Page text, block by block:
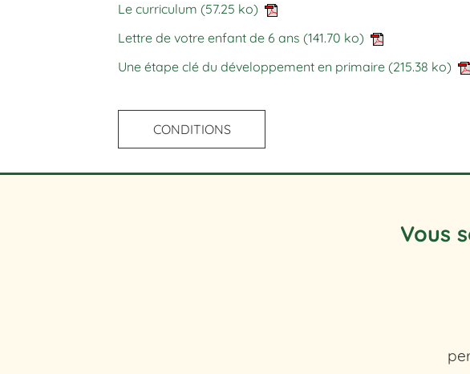
Le curriculum (57.25 ko)
Lettre de votre enfant de 6 ans (141.70 ko)
Une étape clé du développement en primaire (215.38 ko)
CONDITIONS
Vous